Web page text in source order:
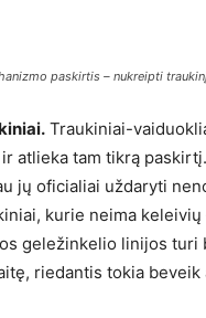
paskirtis – nukreipti
Traukiniai-
atlieka tam tikrą
jų oficialiai uždaryti
kurie neima
geležinkelio linijos
riedantis tokia